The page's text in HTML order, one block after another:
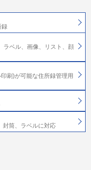
録
ラベル、画像、リスト、顔
刷)が可能な住所録管理用
封筒、ラベルに対応